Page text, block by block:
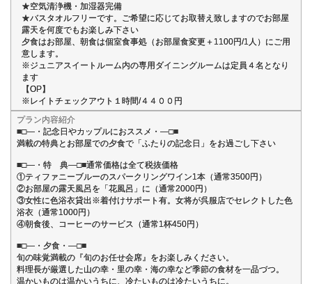
★空気清浄機・加湿器完備
★バスタオルフリーです。ご希望に応じてお取替え致しますのでお部屋
露天を何度でもお楽しみ下さい
夕食はお部屋、朝食は個室食事処（お部屋食変更＋1100円/1人）にご用
意します。
※ジュニアスイートルーム内の専用ダイニングルームは定員４名となり
ます
【OP】
※レイトチェックアウト１時間/４４００円
プラン内容紹介
■□―・記念日やカップルにおススメ・―□■
満載の特典とお部屋での夕食で「ふたりの記念日」をお過ごし下さい
■□―・特 典―□■通常価格は全て税抜価格
①ティファニーブルーのスパークリングワイン1本（通常3500円）
②お部屋の露天風呂を「花風呂」に（通常2000円）
③女性に色浴衣貸出※着付けサポート有。女将が呉服店でセレクトした色
浴衣（通常1000円）
④朝食後、コーヒーのサービス（通常1杯450円）
■□―・夕食・―□■
旬の味覚満載の『旬のお任せ会席』をお楽しみください。
料理長が厳選した山の幸・里の幸・海の幸など季節の食材を一品づつ。
温かいものは温かいうちに、冷たいものは冷たいうちに。